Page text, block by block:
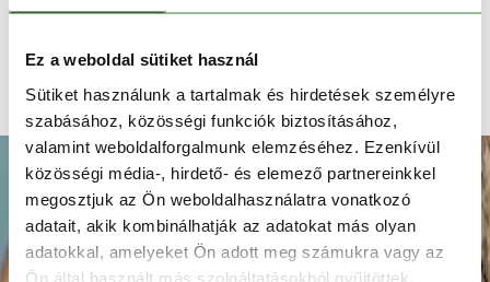
Ez a weboldal sütiket használ
Sütiket használunk a tartalmak és hirdetések személyre
szabásához, közösségi funkciók biztosításához,
valamint weboldalforgalmunk elemzéséhez. Ezenkívül
közösségi média-, hirdető- és elemező partnereinkkel
megosztjuk az Ön weboldalhasználatra vonatkozó
adatait, akik kombinálhatják az adatokat más olyan
adatokkal, amelyeket Ön adott meg számukra vagy az
Ön által használt más szolgáltatásokból gyűjtöttek.
TECHNOLÓGIÁK